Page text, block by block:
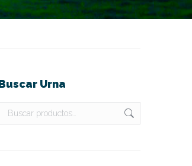
Urna